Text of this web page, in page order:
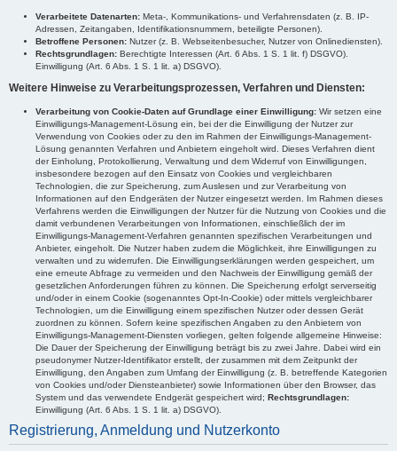
Verarbeitete Datenarten: Meta-, Kommunikations- und Verfahrensdaten (z. B. IP-
Adressen, Zeitangaben, Identifikationsnummern, beteiligte Personen).
Betroffene Personen: Nutzer (z. B. Webseitenbesucher, Nutzer von Onlinediensten).
Rechtsgrundlagen: Berechtigte Interessen (Art. 6 Abs. 1 S. 1 lit. f) DSGVO).
Einwilligung (Art. 6 Abs. 1 S. 1 lit. a) DSGVO).
Weitere Hinweise zu Verarbeitungsprozessen, Verfahren und Diensten:
Verarbeitung von Cookie-Daten auf Grundlage einer Einwilligung: Wir setzen eine
Einwilligungs-Management-Lösung ein, bei der die Einwilligung der Nutzer zur
Verwendung von Cookies oder zu den im Rahmen der Einwilligungs-Management-
Lösung genannten Verfahren und Anbietern eingeholt wird. Dieses Verfahren dient
der Einholung, Protokollierung, Verwaltung und dem Widerruf von Einwilligungen,
insbesondere bezogen auf den Einsatz von Cookies und vergleichbaren
Technologien, die zur Speicherung, zum Auslesen und zur Verarbeitung von
Informationen auf den Endgeräten der Nutzer eingesetzt werden. Im Rahmen dieses
Verfahrens werden die Einwilligungen der Nutzer für die Nutzung von Cookies und die
damit verbundenen Verarbeitungen von Informationen, einschließlich der im
Einwilligungs-Management-Verfahren genannten spezifischen Verarbeitungen und
Anbieter, eingeholt. Die Nutzer haben zudem die Möglichkeit, ihre Einwilligungen zu
verwalten und zu widerrufen. Die Einwilligungserklärungen werden gespeichert, um
eine erneute Abfrage zu vermeiden und den Nachweis der Einwilligung gemäß der
gesetzlichen Anforderungen führen zu können. Die Speicherung erfolgt serverseitig
und/oder in einem Cookie (sogenanntes Opt-In-Cookie) oder mittels vergleichbarer
Technologien, um die Einwilligung einem spezifischen Nutzer oder dessen Gerät
zuordnen zu können. Sofern keine spezifischen Angaben zu den Anbietern von
Einwilligungs-Management-Diensten vorliegen, gelten folgende allgemeine Hinweise:
Die Dauer der Speicherung der Einwilligung beträgt bis zu zwei Jahre. Dabei wird ein
pseudonymer Nutzer-Identifikator erstellt, der zusammen mit dem Zeitpunkt der
Einwilligung, den Angaben zum Umfang der Einwilligung (z. B. betreffende Kategorien
von Cookies und/oder Diensteanbieter) sowie Informationen über den Browser, das
System und das verwendete Endgerät gespeichert wird; Rechtsgrundlagen:
Einwilligung (Art. 6 Abs. 1 S. 1 lit. a) DSGVO).
Registrierung, Anmeldung und Nutzerkonto